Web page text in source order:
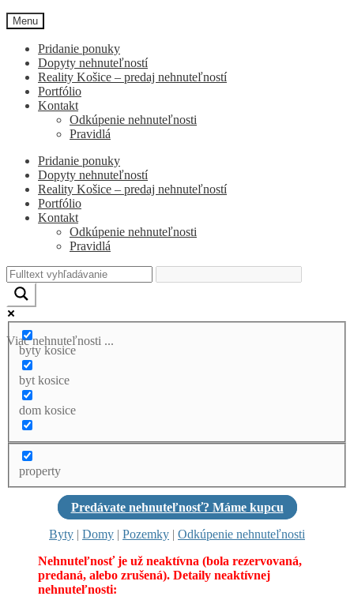
Menu
Pridanie ponuky
Dopyty nehnuteľností
Reality Košice – predaj nehnuteľností
Portfólio
Kontakt
Odkúpenie nehnuteľnosti
Pravidlá
Pridanie ponuky
Dopyty nehnuteľností
Reality Košice – predaj nehnuteľností
Portfólio
Kontakt
Odkúpenie nehnuteľnosti
Pravidlá
Viac nehnuteľnosti ...
byty kosice
byt kosice
dom kosice
property
Predávate nehnuteľnosť? Máme kupcu
Byty | Domy | Pozemky | Odkúpenie nehnuteľnosti
Nehnuteľnosť je už neaktívna (bola rezervovaná,
predaná, alebo zrušená). Detaily neaktívnej
nehnuteľnosti: